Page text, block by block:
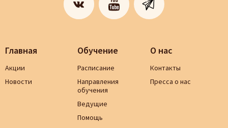
Главная
Акции
Новости
Обучение
Расписание
Направления
обучения
Ведущие
Помощь
О нас
Контакты
Пресса о нас